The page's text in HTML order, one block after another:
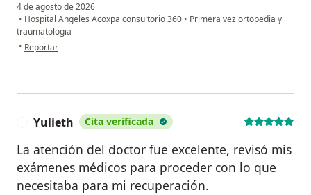
4 de agosto de 2026
• Hospital Angeles Acoxpa consultorio 360 • Primera vez ortopedia y
traumatologia
• en opinión del usuario Ramón Mtz
Reportar
Yulieth Cita verificada
La atención del doctor fue excelente, revisó mis
exámenes médicos para proceder con lo que
necesitaba para mi recuperación.